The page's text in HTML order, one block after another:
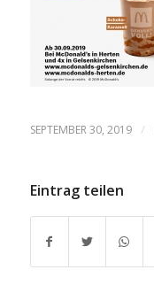
SEPTEMBER 30, 2019 /
Eintrag teilen